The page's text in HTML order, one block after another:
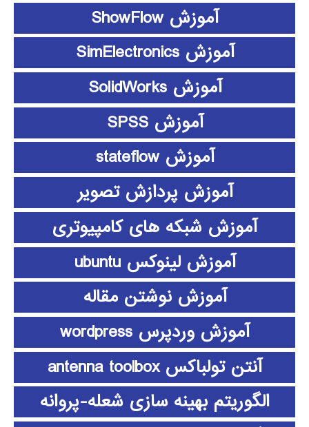
آموزش ShowFlow
آموزش SimElectronics
آموزش SolidWorks
آموزش SPSS
آموزش stateflow
آموزش پردازش تصویر
آموزش شبکه های کامپیوتری
آموزش لینوکس ubuntu
آموزش نوشتن مقاله
آموزش وردپرس wordpress
آنتن تولباکس antenna toolbox
الگوریتم بهینه سازی شعله-پروانه